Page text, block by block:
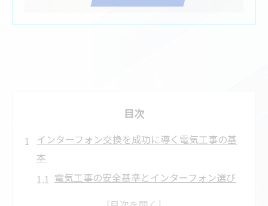
目次
インターフォン交換を成功に導く電気工事の基
本
電気工事の安全基準とインターフォン選び